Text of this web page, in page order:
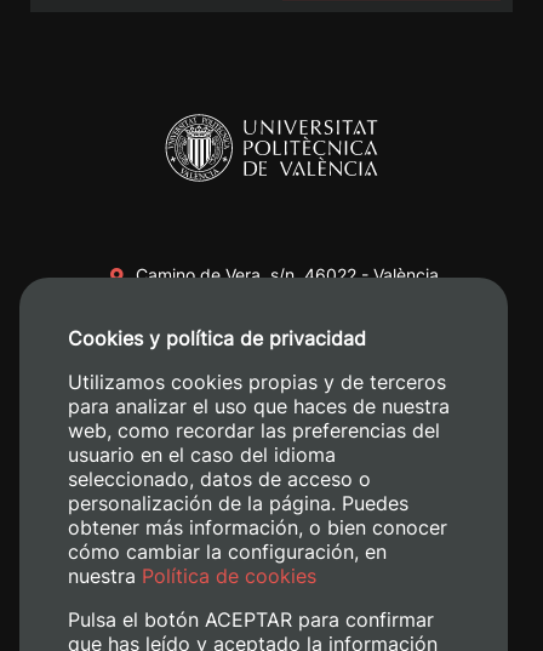
Camino de Vera, s/n. 46022 - València
+34 620 04 00 50
Cookies y política de privacidad
Utilizamos cookies propias y de terceros
para analizar el uso que haces de nuestra
web, como recordar las preferencias del
usuario en el caso del idioma
seleccionado, datos de acceso o
personalización de la página. Puedes
obtener más información, o bien conocer
cómo cambiar la configuración, en
nuestra Política de cookies
Pulsa el botón ACEPTAR para confirmar
que has leído y aceptado la información